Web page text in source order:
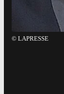
© LAPRESSE